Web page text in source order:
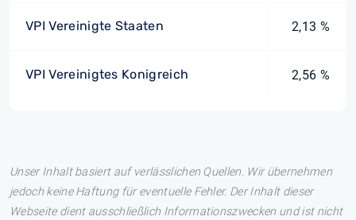
VPI Vereinigte Staaten 2,13 %
VPI Vereinigtes Konigreich 2,56 %
Unser Inhalt basiert auf verlässlichen Quellen. Wir übernehmen
jedoch keine Haftung für eventuelle Fehler. Der Inhalt dieser
Webseite dient ausschließlich Informationszwecken und ist nicht